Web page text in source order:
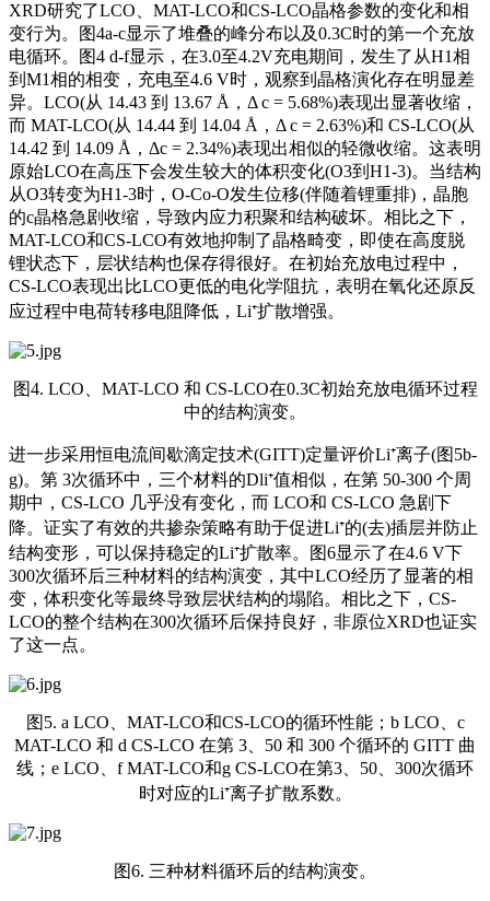
XRD研究了LCO、MAT-LCO和CS-LCO晶格参数的变化和相
变行为。图4a-c显示了堆叠的峰分布以及0.3C时的第一个充放
电循环。图4 d-f显示，在3.0至4.2V充电期间，发生了从H1相
到M1相的相变，充电至4.6 V时，观察到晶格演化存在明显差
异。LCO(从 14.43 到 13.67 Å，Δ c = 5.68%)表现出显著收缩，
而 MAT-LCO(从 14.44 到 14.04 Å，Δ c = 2.63%)和 CS-LCO(从
14.42 到 14.09 Å，Δc = 2.34%)表现出相似的轻微收缩。这表明
原始LCO在高压下会发生较大的体积变化(O3到H1-3)。当结构
从O3转变为H1-3时，O-Co-O发生位移(伴随着锂重排)，晶胞
的c晶格急剧收缩，导致内应力积聚和结构破坏。相比之下，
MAT-LCO和CS-LCO有效地抑制了晶格畸变，即使在高度脱
锂状态下，层状结构也保存得很好。在初始充放电过程中，
CS-LCO表现出比LCO更低的电化学阻抗，表明在氧化还原反
应过程中电荷转移电阻降低，Li⁺扩散增强。
图4. LCO、MAT-LCO 和 CS-LCO在0.3C初始充放电循环过程
中的结构演变。
进一步采用恒电流间歇滴定技术(GITT)定量评价Li⁺离子(图5b-
g)。第 3次循环中，三个材料的Dli⁺值相似，在第 50-300 个周
期中，CS-LCO 几乎没有变化，而 LCO和 CS-LCO 急剧下
降。证实了有效的共掺杂策略有助于促进Li⁺的(去)插层并防止
结构变形，可以保持稳定的Li⁺扩散率。图6显示了在4.6 V下
300次循环后三种材料的结构演变，其中LCO经历了显著的相
变，体积变化等最终导致层状结构的塌陷。相比之下，CS-
LCO的整个结构在300次循环后保持良好，非原位XRD也证实
了这一点。
图5. a LCO、MAT-LCO和CS-LCO的循环性能；b LCO、c
MAT-LCO 和 d CS-LCO 在第 3、50 和 300 个循环的 GITT 曲
线；e LCO、f MAT-LCO和g CS-LCO在第3、50、300次循环
时对应的Li⁺离子扩散系数。
图6. 三种材料循环后的结构演变。